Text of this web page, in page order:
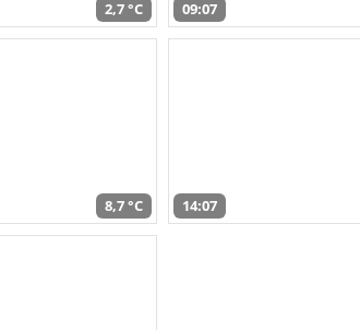
2,7 °C 09:07
8,7 °C 14:07